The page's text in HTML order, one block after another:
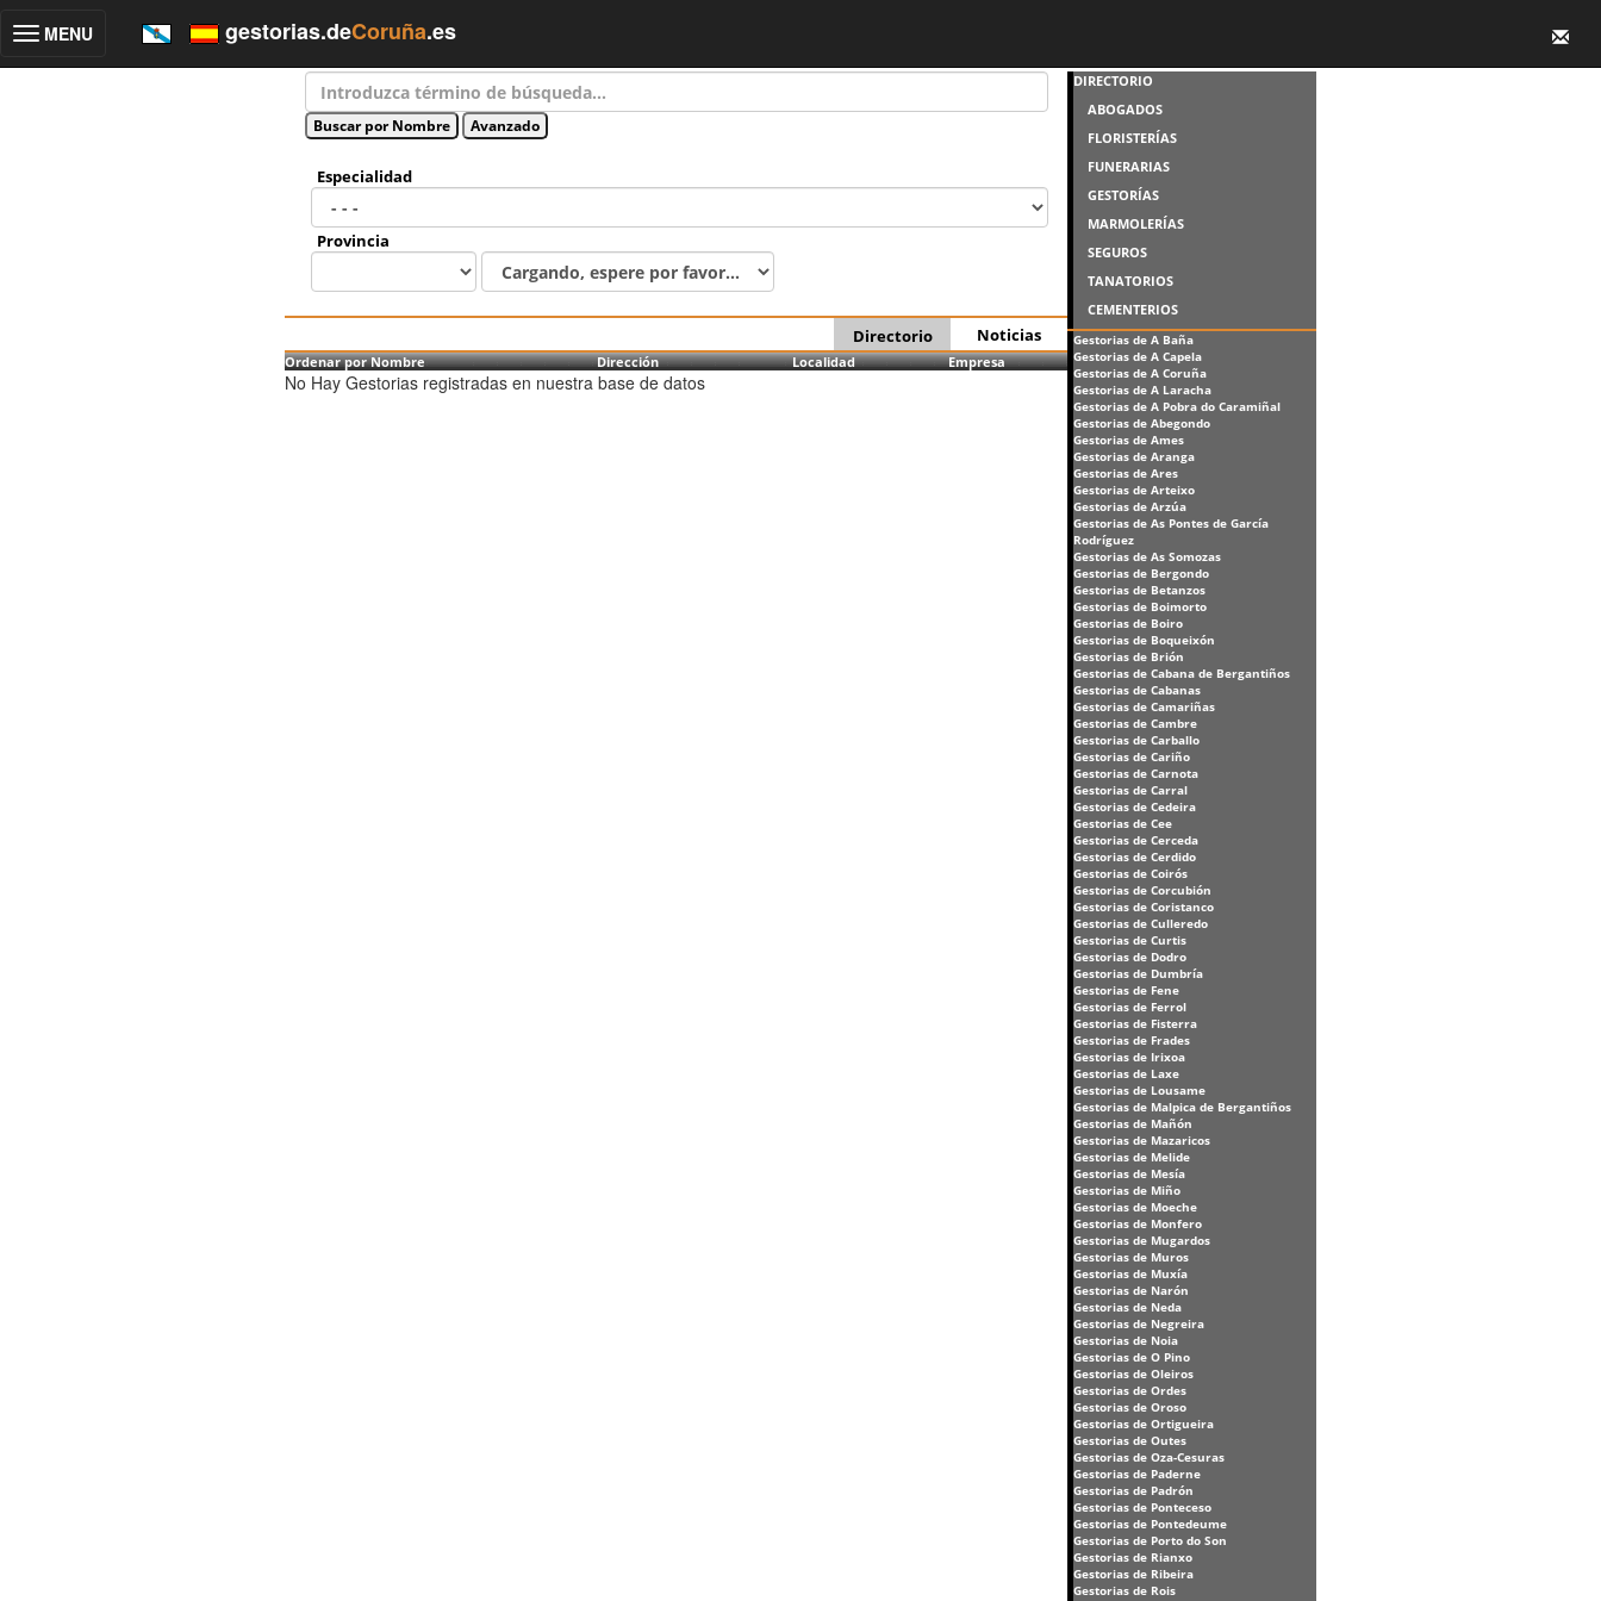
Toggle
MENU gestorias.deCoruña.es
Especialidad
Provincia
Directorio Noticias
Ordenar por Nombre Dirección Localidad Empresa
No Hay Gestorias registradas en nuestra base de datos
DIRECTORIO
ABOGADOS
FLORISTERÍAS
FUNERARIAS
GESTORÍAS
MARMOLERÍAS
SEGUROS
TANATORIOS
CEMENTERIOS
Gestorias de A Baña
Gestorias de A Capela
Gestorias de A Coruña
Gestorias de A Laracha
Gestorias de A Pobra do Caramiñal
Gestorias de Abegondo
Gestorias de Ames
Gestorias de Aranga
Gestorias de Ares
Gestorias de Arteixo
Gestorias de Arzúa
Gestorias de As Pontes de García
Rodríguez
Gestorias de As Somozas
Gestorias de Bergondo
Gestorias de Betanzos
Gestorias de Boimorto
Gestorias de Boiro
Gestorias de Boqueixón
Gestorias de Brión
Gestorias de Cabana de Bergantiños
Gestorias de Cabanas
Gestorias de Camariñas
Gestorias de Cambre
Gestorias de Carballo
Gestorias de Cariño
Gestorias de Carnota
Gestorias de Carral
Gestorias de Cedeira
Gestorias de Cee
Gestorias de Cerceda
Gestorias de Cerdido
Gestorias de Coirós
Gestorias de Corcubión
Gestorias de Coristanco
Gestorias de Culleredo
Gestorias de Curtis
Gestorias de Dodro
Gestorias de Dumbría
Gestorias de Fene
Gestorias de Ferrol
Gestorias de Fisterra
Gestorias de Frades
Gestorias de Irixoa
Gestorias de Laxe
Gestorias de Lousame
Gestorias de Malpica de Bergantiños
Gestorias de Mañón
Gestorias de Mazaricos
Gestorias de Melide
Gestorias de Mesía
Gestorias de Miño
Gestorias de Moeche
Gestorias de Monfero
Gestorias de Mugardos
Gestorias de Muros
Gestorias de Muxía
Gestorias de Narón
Gestorias de Neda
Gestorias de Negreira
Gestorias de Noia
Gestorias de O Pino
Gestorias de Oleiros
Gestorias de Ordes
Gestorias de Oroso
Gestorias de Ortigueira
Gestorias de Outes
Gestorias de Oza-Cesuras
Gestorias de Paderne
Gestorias de Padrón
Gestorias de Ponteceso
Gestorias de Pontedeume
Gestorias de Porto do Son
Gestorias de Rianxo
Gestorias de Ribeira
Gestorias de Rois